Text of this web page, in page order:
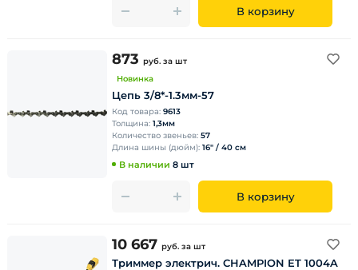
В корзину
873 руб. за шт
Новинка
Цепь 3/8*-1.3мм-57
Код товара: 9613
Толщина: 1,3мм
Количество звеньев: 57
Длина шины (дюйм): 16" / 40 см
В наличии 8 шт
В корзину
10 667 руб. за шт
Триммер электрич. CHAMPION ET 1004A